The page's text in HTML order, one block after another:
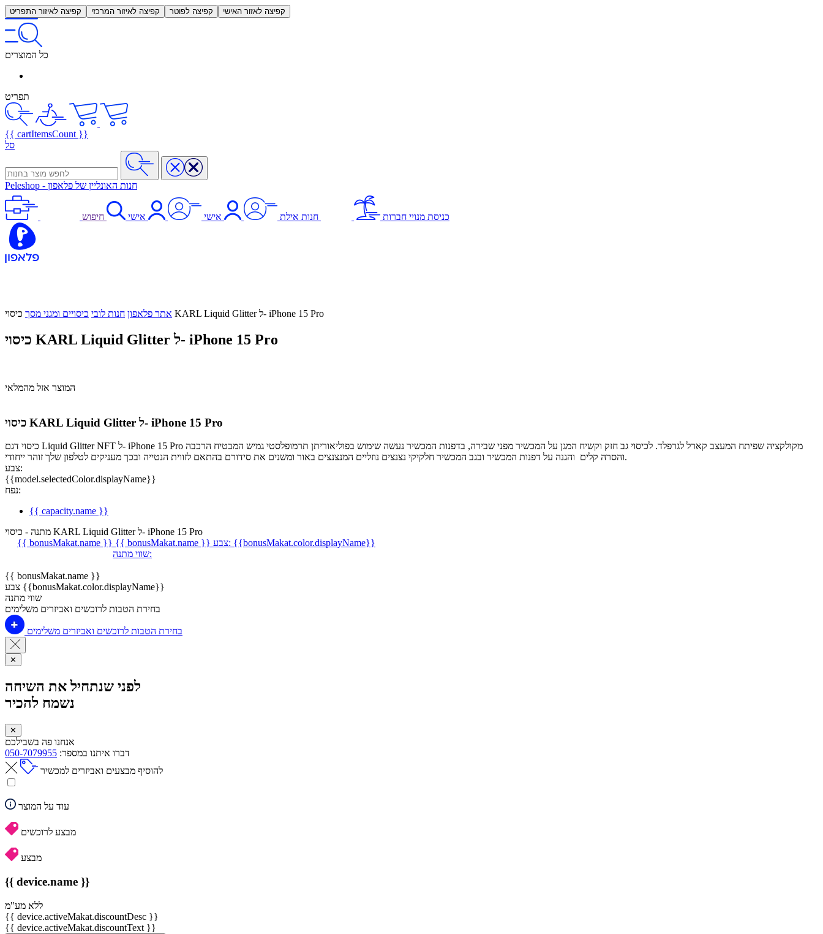
קפיצה לאיזור התפריט קפיצה לאיזור המרכזי קפיצה לפוטר קפיצה לאזור האישי
כל המוצרים
תפריט
{{ cartItemsCount }}
סל
Peleshop - חנות האונליין של פלאפון
כניסת מנויי חברות חנות אילת אישי אישי חיפוש
אתר פלאפון חנות לובי כיסויים ומגני מסך כיסוי KARL Liquid Glitter ל- iPhone 15 Pro
כיסוי KARL Liquid Glitter ל- iPhone 15 Pro
המוצר אזל מהמלאי
כיסוי KARL Liquid Glitter ל- iPhone 15 Pro
כיסוי דגם Liquid Glitter NFT ל- iPhone 15 Pro מקולקציה שפיתח המעצב קארל לגרפלד. לכיסוי גב חזק וקשיח המגן על המכשיר מפני שבירה, בדפנות המכשיר נעשה שימוש בפוליאוריתן תרמופלסטי גמיש המבטיח הרכבה
והסרה קלים והגנה על דפנות המכשיר ובגב המכשיר חלקיקי נצנצים נוזליים המנצנצים באור ומשנים את סידורם בהתאם לזווית הנטייה ובכך מעניקים לטלפון שלך זוהר ייחודי.
צבע:
{{model.selectedColor.displayName}}
נפח:
{{ capacity.name }}
מתנה - כיסוי KARL Liquid Glitter ל- iPhone 15 Pro
{{ bonusMakat.name }} {{ bonusMakat.name }} צבע: {{bonusMakat.color.displayName}}
שווי מתנה:
{{ bonusMakat.name }}
צבע {{bonusMakat.color.displayName}}
שווי מתנה
בחירת הטבות לרוכשים ואביזרים משלימים
בחירת הטבות לרוכשים ואביזרים משלימים
✕
לפני שנתחיל את השיחה
נשמח להכיר
✕
אנחנו פה בשבילכם
דברו איתנו במספר: 050-7079955
להוסיף מבצעים ואביזרים למכשיר
עוד על המוצר
מבצע לרוכשים
מבצע
{{ device.name }}
ללא מע"מ
{{ device.activeMakat.discountDesc }}
{{ device.activeMakat.discountText }}